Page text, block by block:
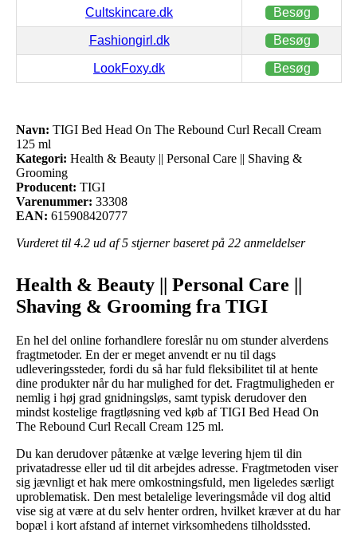
Cultskincare.dk Besøg
Fashiongirl.dk Besøg
LookFoxy.dk Besøg
Navn: TIGI Bed Head On The Rebound Curl Recall Cream
125 ml
Kategori: Health & Beauty || Personal Care || Shaving &
Grooming
Producent: TIGI
Varenummer: 33308
EAN: 615908420777
Vurderet til 4.2 ud af 5 stjerner baseret på 22 anmeldelser
Health & Beauty || Personal Care ||
Shaving & Grooming fra TIGI
En hel del online forhandlere foreslår nu om stunder alverdens
fragtmetoder. En der er meget anvendt er nu til dags
udleveringssteder, fordi du så har fuld fleksibilitet til at hente
dine produkter når du har mulighed for det. Fragtmuligheden er
nemlig i høj grad gnidningsløs, samt typisk derudover den
mindst kostelige fragtløsning ved køb af TIGI Bed Head On
The Rebound Curl Recall Cream 125 ml.
Du kan derudover påtænke at vælge levering hjem til din
privatadresse eller ud til dit arbejdes adresse. Fragtmetoden viser
sig jævnligt et hak mere omkostningsfuld, men ligeledes særligt
uproblematisk. Den mest betalelige leveringsmåde vil dog altid
vise sig at være at du selv henter ordren, hvilket kræver at du har
bopæl i kort afstand af internet virksomhedens tilholdssted.